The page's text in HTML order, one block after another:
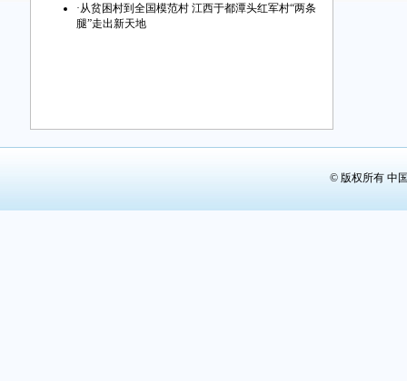
·从贫困村到全国模范村 江西于都潭头红军村“两条
腿”走出新天地
© 版权所有 中